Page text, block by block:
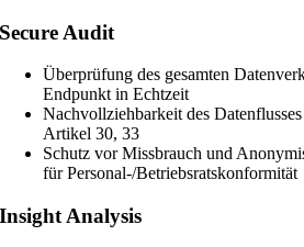
Secure Audit
Überprüfung des gesamten
Endpunkt in Echtzeit
Nachvollziehbarkeit des
Artikel 30, 33
Schutz vor Missbrauch und
für Personal-/Betriebsratskonformität
Insight Analysis